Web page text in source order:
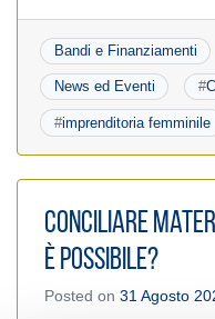
Bandi e Finanziamenti
News ed Eventi #
#imprenditoria femminile
Conciliare
è possibile?
Posted on 31 Agosto